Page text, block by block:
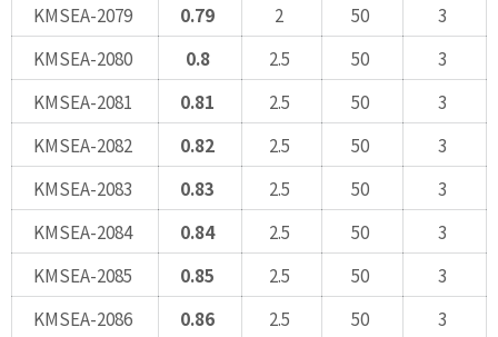
KMSEA-2079
0.79 2 50
3
KMSEA-2080
0.8 2.5 50
3
KMSEA-2081
0.81 2.5 50
3
KMSEA-2082
0.82 2.5 50
3
KMSEA-2083
0.83 2.5 50
3
KMSEA-2084
0.84 2.5 50
3
KMSEA-2085
0.85 2.5 50
3
KMSEA-2086
0.86 2.5 50
3